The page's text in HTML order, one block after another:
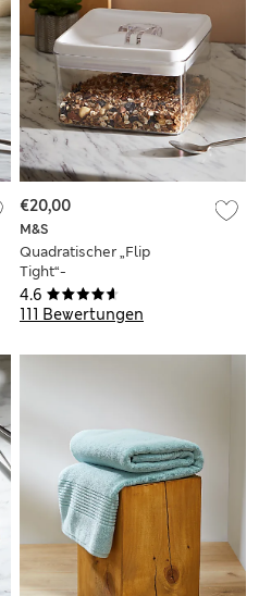
4.6
111 Bewertungen
M&S
Quadratischer „Flip
Tight“-
Lebensmittelbehälter
3 l
€20,00